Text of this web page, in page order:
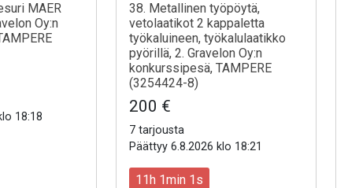
MAER
Oy:n
18:18
38. Metallinen työpöytä,
vetolaatikot 2 kappaletta
työkaluineen, työkalulaatikko
pyörillä, 2. Gravelon Oy:n
konkurssipesä, TAMPERE
(3254424-8)
200 €
7 tarjousta
Päättyy 6.8.2026 klo 18:21
11h 59s